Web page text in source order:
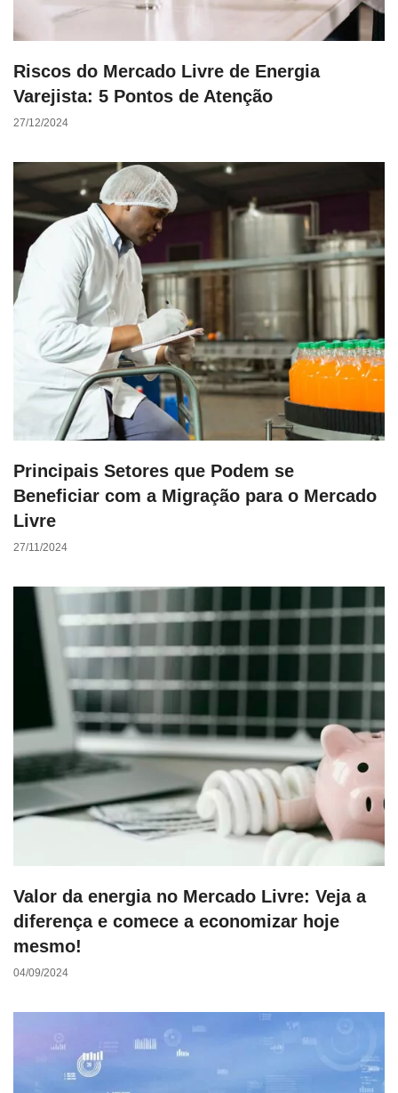
Riscos do Mercado Livre de Energia
Varejista: 5 Pontos de Atenção
27/12/2024
Principais Setores que Podem se
Beneficiar com a Migração para o Mercado
Livre
27/11/2024
Valor da energia no Mercado Livre: Veja a
diferença e comece a economizar hoje
mesmo!
04/09/2024